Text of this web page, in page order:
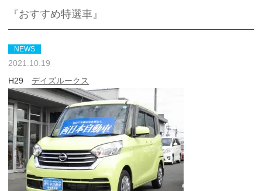
『おすすめ特選車』
NEWS
2021.10.19
H29デイズルークス